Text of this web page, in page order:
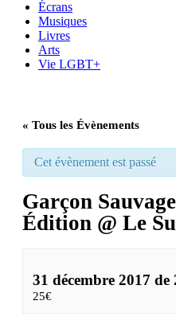
Écrans
Musiques
Livres
Arts
Vie LGBT+
« Tous les Évènements
Cet évènement est passé
Garçon
Édition @ Le
31 décembre 2017 de
25€